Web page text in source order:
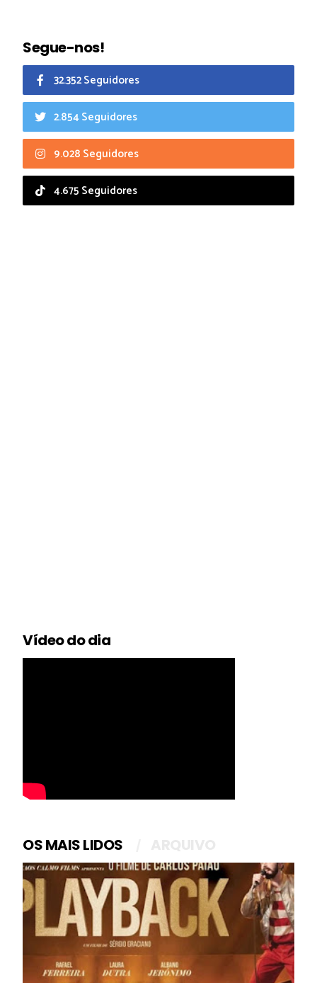
Segue-nos!
32.352 Seguidores
2.854 Seguidores
9.028 Seguidores
4.675 Seguidores
Vídeo do dia
OS MAIS LIDOS